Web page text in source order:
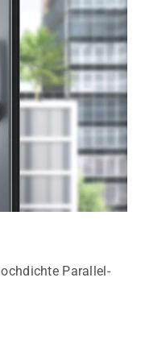
Parallel-